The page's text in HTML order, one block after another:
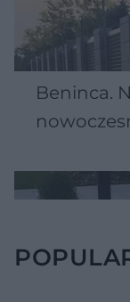
Beninca.